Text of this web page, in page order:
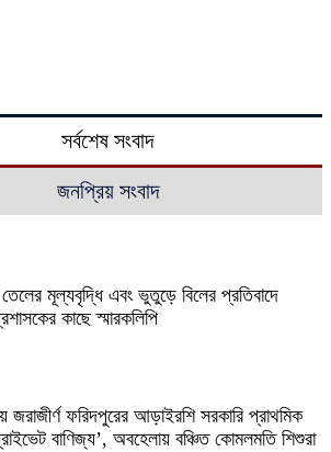
সর্বশেষ সংবাদ
জনপ্রিয় সংবাদ
মূল্যবৃদ্ধি এবং ভুতুড়ে বিলের প্রতিবাদে
কাছে স্মারকলিপি
ফরিদপুরের আড়াইরশি সরকারি প্রাথমিক
বাণিজ্য’, অবহেলায় বঞ্চিত কোমলমতি শিশুরা